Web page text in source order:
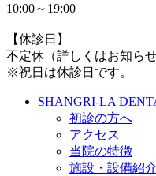
10:00～19:00
【休診日】
不定休（詳しくはお知ら
※祝日は休診日です。
SHANGRI-LA
初診の方へ
アクセス
当院の特徴
施設・設備紹介